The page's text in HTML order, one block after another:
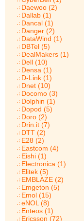
Daewoo (2)
Dallab (1)
Dancal (1)
Danger (2)
DataWind (1)
DBTel (5)
DealMakers (1)
Dell (10)
Densa (1)
D-Link (1)
Dnet (10)
Docomo (3)
Dolphin (1)
Dopod (5)
Doro (2)
Drin.it (7)
DTT (2)
E28 (2)
Eastcom (4)
Eishi (1)
Electronica (1)
Elitek (5)
EMBLAZE (2)
Emgeton (5)
Emol (15)
eNOL (8)
Enteos (1)
Ericsson (72)